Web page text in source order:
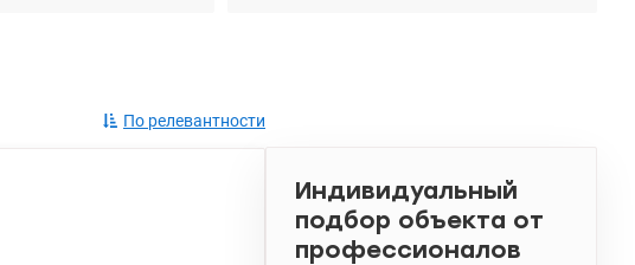
По релевантности
Индивидуальный
подбор объекта от
профессионалов